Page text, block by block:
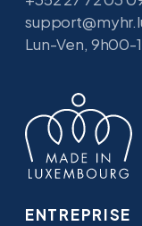
Lun-Ven, 9h00-
ENTREPRISE